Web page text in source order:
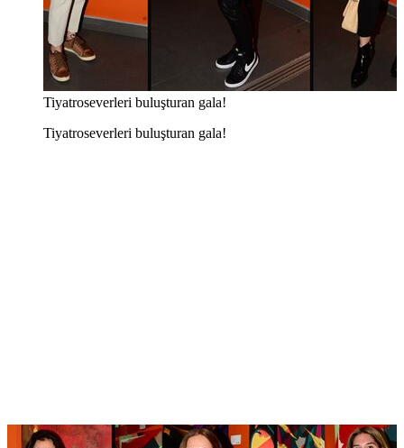
Tiyatroseverleri buluşturan gala!
Tiyatroseverleri buluşturan gala!